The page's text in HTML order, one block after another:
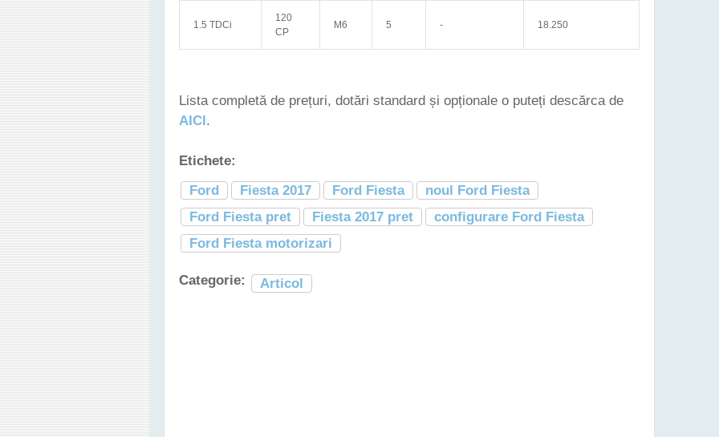
1.5 TDCi
120
CP
M6 5 - 18.250
Lista completă de prețuri, dotări standard și opționale o puteți descărca de
AICI.
Etichete:
Ford
Fiesta 2017 Ford Fiesta
noul Ford Fiesta
Ford Fiesta pret
Fiesta 2017 pret
configurare Ford Fiesta
Ford Fiesta motorizari
Categorie: Articol